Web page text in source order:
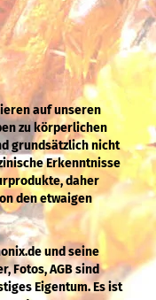
auf unseren
zu körperlichen
grundsätzlich nicht
Erkenntnisse
daher
den etwaigen
und seine
Fotos, AGB sind
Eigentum. Es ist